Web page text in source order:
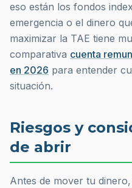
eso están los fondos
emergencia o el dinero
maximizar la TAE tiene
comparativa cuenta
en 2026 para entender
situación.
Riesgos y
de abrir
Antes de mover tu